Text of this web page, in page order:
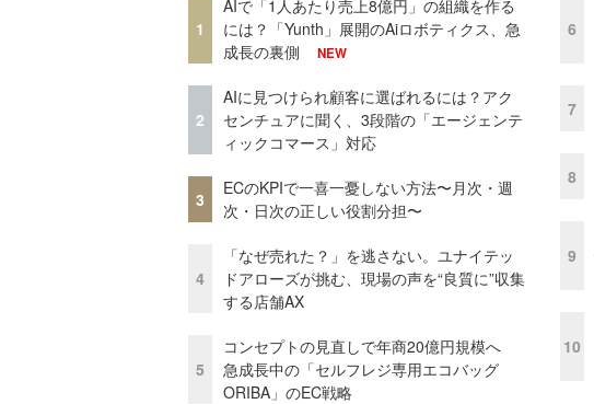
1
AIで「1人あたり売上8億円」の組織を作る
には？「Yunth」展開のAiロボティクス、急
成長の裏側
NEW
2
AIに見つけられ顧客に選ばれるには？アク
センチュアに聞く、3段階の「エージェンテ
ィックコマース」対応
3
ECのKPIで一喜一憂しない方法〜月次・週
次・日次の正しい役割分担〜
4
「なぜ売れた？」を逃さない。ユナイテッ
ドアローズが挑む、現場の声を“良質に”収集
する店舗AX
5
コンセプトの見直しで年商20億円規模へ
急成長中の「セルフレジ専用エコバッグ
ORIBA」のEC戦略
6
7
8
9
10